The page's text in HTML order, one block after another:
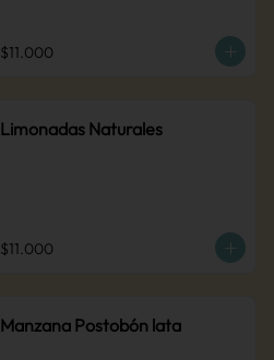
$11.000
Limonadas Naturales
$11.000
Manzana Postobón lata